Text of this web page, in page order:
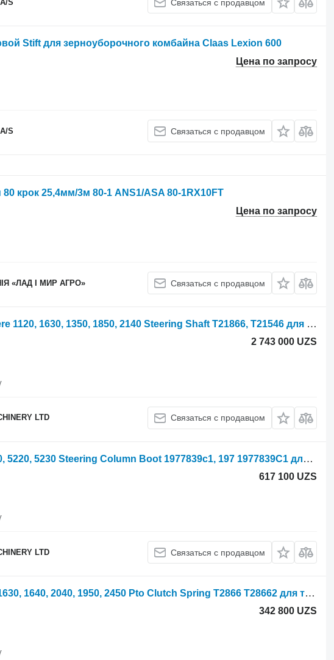
S Связаться с продавцом
Stift для зерноуборочного комбайна Claas Lexion 600
Цена по запросу
S Связаться с продавцом
крок 25,4мм/3м 80-1 ANS1/ASA 80-1RX10FT
Цена по запросу
«ЛАД І МИР АГРО» Связаться с продавцом
Steering Shaft John Deere 1120, 1630, 1350, 1850, 2140 Steering Shaft T21866, T21546 для трактора колесного
2 743 000 UZS
LTD Связаться с продавцом
Case IH 5120, 5140, 5150, 5220, 5230 Steering Column Boot 1977839c1, 197 1977839C1 для трактора колесного
617 100 UZS
LTD Связаться с продавцом
John Deere 1120, 1130, 1630, 1640, 2040, 1950, 2450 Pto Clutch Spring T2866 T28662 для трактора колесного
342 800 UZS